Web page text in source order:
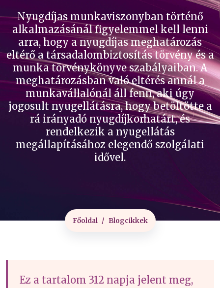
Nyugdíjas munkaviszonyban történő
alkalmazásánál figyelemmel kell lenni
arra, hogy a nyugdíjas meghatározás
eltérő a társadalombiztosítás törvény és a
munka törvénykönyve szabályaiban. A
meghatározásban való eltérés annál a
munkavállalónál áll fenn, aki úgy
jogosult nyugellátásra, hogy betöltötte a
rá irányadó nyugdíjkorhatárt, és
rendelkezik a nyugellátás
megállapításához elegendő szolgálati
idővel.
Főoldal Blogcikkek
Ez a tartalom 312 napja jelent meg,